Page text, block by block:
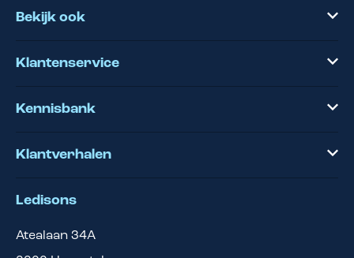
Bekijk ook
Klantenservice
Kennisbank
Klantverhalen
Ledisons
Atealaan 34A